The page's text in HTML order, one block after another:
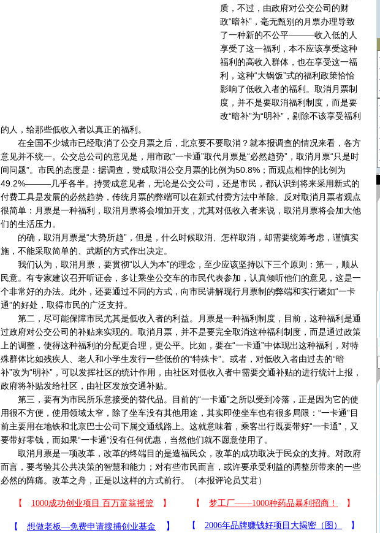
质，不过，由政府对公交公司的财
政“暗补”，毫无甄别的月票办理导致
了一种新的不公平———收入低的人
享受了这一福利，本不应该享受这种
福利的高收入群体，也在享受这一福
利，这种“大锅饭”式的福利政策恰恰
影响了低收入者的福利。取消月票制
度，并不是要取消福利制度，而是要
改“暗补”为“明补”，剔除不该享受福利
的人，给那些低收入者以真正的福利。
在全国不少城市已经取消了公交月票之后，北京要不要取消？就本报调查的情况来看，各方
意见并不统一。公交总公司的意见是，用市政“一卡通”取代月票是“必然趋势”，取消月票“只是时
间问题”。市民的态度是：据调查，赞成取消公交月票的比例为50.8%；而观点相悖的比例为
49.2%———几乎各半。持赞成意见者，无论是公交公司，还是市民，都认识到将来采用新式的
付费工具是发展的必然趋势，传统月票的弊端可以在新式付费方法中革除。反对取消月票者观点
很简单：月票是一种福利，取消月票将会增加开支，尤其对低收入者来说，取消月票将会加大他
们的生活压力。
的确，取消月票是“大势所趋”，但是，什么时候取消、怎样取消，却需要统筹考虑，谨慎实
施，不能采取简单的、武断的方式作出决定。
我们认为，取消月票，要贯彻“以人为本”的理念，至少应该坚持以下三个原则：第一，顺从
民意。有专家建议召开听证会，多让乘坐公交车的市民代表参加，认真倾听他们的意见，这是一
个非常好的办法。此外，还要通过不同的方式，向市民讲解现行月票制的弊端和实行诸如“一卡
通”的好处，取得市民的广泛支持。
第二，尽可能保障市民尤其是低收入者的利益。月票是一种福利制度，目前，这种福利是通
过政府对公交公司的补贴来实现的。取消月票，并不是要完全取消这种福利制度，而是通过政策
上的调整，使得这种福利的分配更合理，更公平。比如，要在“一卡通”中体现出这种福利，对特
殊群体比如残疾人、老人和小学生发行一些低价的“特殊卡”。或者，对低收入者由过去的“暗
补”改为“明补”，可以发挥社区的统计作用，由社区对低收入者中需要交通补贴的进行统计上报，
政府将补贴发给社区，由社区发放交通补贴。
第三，要有为市民所乐意接受的替代品。目前的“一卡通”之所以受到冷落，正是因为它的使
用很不方便，使用领域太窄，除了坐车没有其他用途，其实即使坐车也有很多局限：“一卡通”目
前主要用在地铁和北京巴士公司下属交通线路上。这就意味着，乘客出行既要带好“一卡通”，又
要带好零钱，而如果“一卡通”没有任何优惠，当然他们就不愿意使用了。
取消月票是一项改革，改革的终端目的是造福民众，改革的成功取决于民众的支持。对政府
而言，要考验其公共决策的智慧和能力；对有些市民而言，或许要承受利益的调整所带来的一些
必然的阵痛。改革之舟，正是以这样的方式前行。（本报评论员艾君）